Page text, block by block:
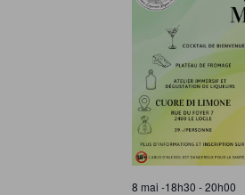
8 mai -18h30 -20h00